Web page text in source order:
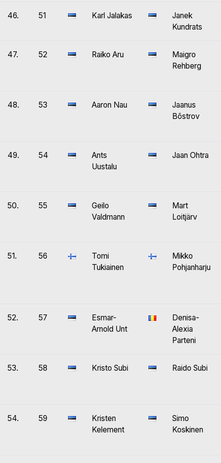
46. 51 Karl Jalakas
Janek
Kundrats
47. 52 Raiko Aru
Maigro
Rehberg
48. 53 Aaron Nau
Jaanus
Bõstrov
49. 54
Ants
Uustalu
Jaan Ohtra
50. 55
Geilo
Valdmann
Mart
Loitjärv
51. 56
Tomi
Tukiainen
Mikko
Pohjanharju
52. 57
Esmar-
Arnold Unt
Denisa-
Alexia
Parteni
53. 58 Kristo Subi Raido Subi
54. 59
Kristen
Kelement
Simo
Koskinen